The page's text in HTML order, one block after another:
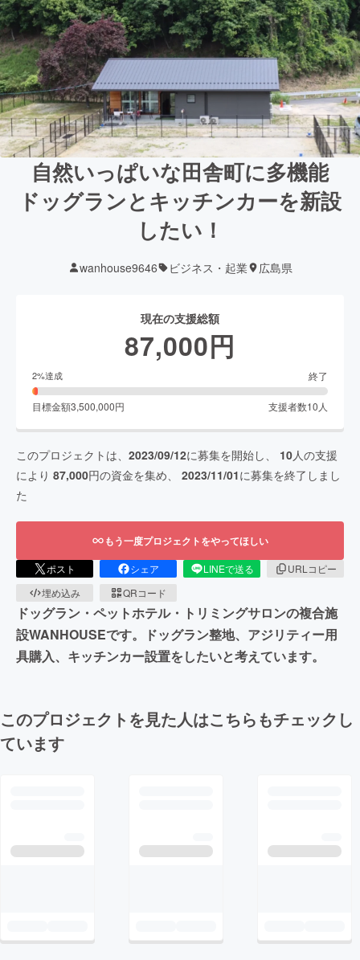
自然いっぱいな田舎町に多機能
ドッグランとキッチンカーを新設
したい！
wanhouse9646 ビジネス・起業 広島県
現在の支援総額
87,000円
2%達成 終了
目標金額3,500,000円 支援者数10 人
このプロジェクトは、 2023/09/12に募集を開始し、 10人の支援
により 87,000円の資金を集め、 2023/11/01に募集を終了しまし
た
もう一度プロジェクトをやってほしい
ポスト シェア LINEで送る
URLコピー
埋め込み
QRコード
ドッグラン・ペットホテル・トリミングサロンの複合施
設WANHOUSEです。ドッグラン整地、アジリティー用
具購入、キッチンカー設置をしたいと考えています。
このプロジェクトを見た人はこちらもチェックし
ています